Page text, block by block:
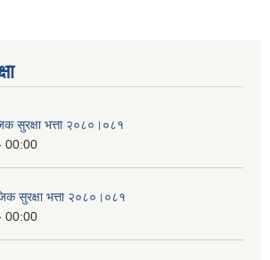
सुरक्षा भत्ता २०८०।०८१
00:00
सुरक्षा भत्ता २०८०।०८१
00:00